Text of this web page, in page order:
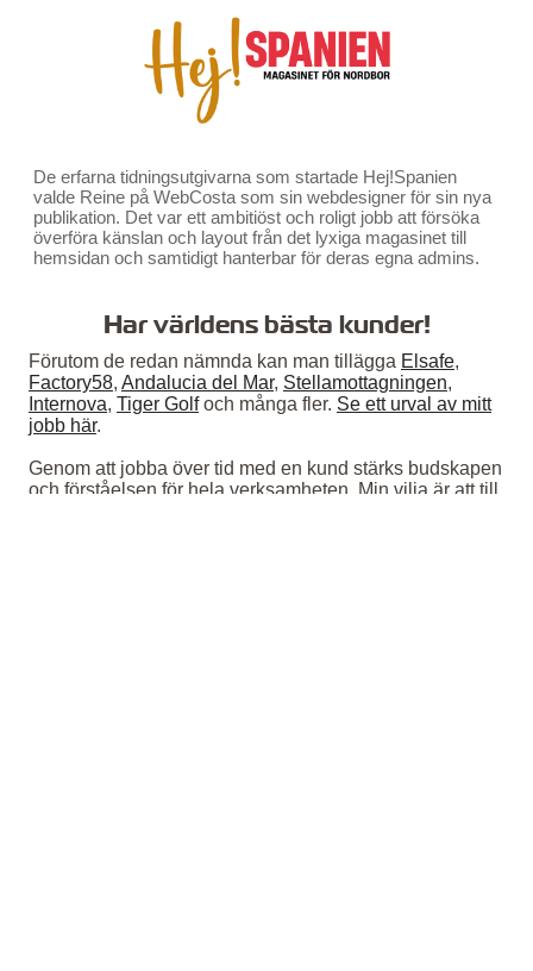
De erfarna tidningsutgivarna som startade Hej!Spanien
valde Reine på WebCosta som sin webdesigner för sin nya
publikation. Det var ett ambitiöst och roligt jobb att försöka
överföra känslan och layout från det lyxiga magasinet till
hemsidan och samtidigt hanterbar för deras egna admins.
Har världens bästa kunder!
Förutom de redan nämnda kan man tillägga Elsafe,
Factory58, Andalucia del Mar, Stellamottagningen,
Internova, Tiger Golfoch många fler. Se ett urval av mitt
jobb här.
Genom att jobba över tid med en kund stärks budskapen
och förståelsen för hela verksamheten. Min vilja är att till